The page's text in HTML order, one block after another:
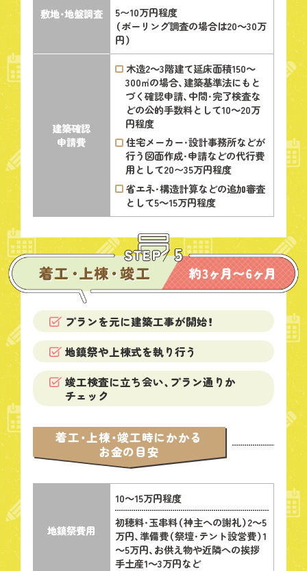
敷地・地盤調査
5〜10万円程度
（ボーリング調査の場合は20～30万
円）
建築確認
申請費
木造2～3階建て延床面積150～
300㎡の場合、建築基準法にもと
づく確認申請、中間・完了検査な
どの公的手数料として10～20万
円程度
住宅メーカー・設計事務所などが
行う図面作成・申請などの代行費
用として20〜35万円程度
省エネ・構造計算などの追加審査
として5～15万円程度
プランを元に建築工事が開始！
地鎮祭や上棟式を執り行う
竣工検査に立ち会い、プラン通りか
チェック
着工・上棟・竣工時にかかる
お金の目安
地鎮祭費用
10～15万円程度
初穂料・玉串料（神主への謝礼）2～5
万円、準備費（祭壇・テント設営費）1
～5万円、お供え物や近隣への挨拶
手土産1～3万円など